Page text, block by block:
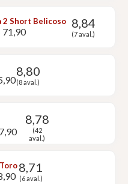
2 Short Belicoso
71,90
8,84
(7 aval.)
8,80
(8 aval.)
8,78
(42
aval.)
8,71
(6 aval.)